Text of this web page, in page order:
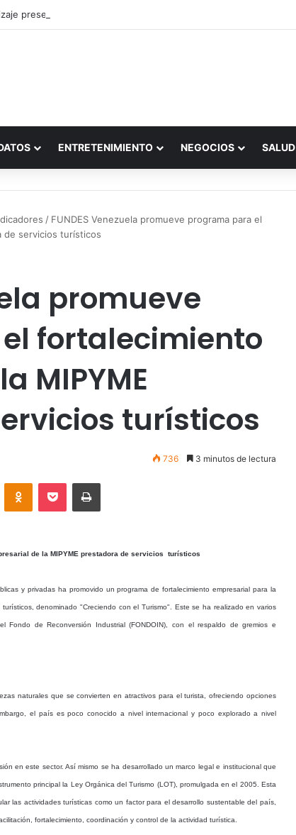
presencial vs. por internet
ENTRETENIMIENTO NEGOCIOS SALUD
/ FUNDES Venezuela promueve programa para el
de servicios turísticos
promueve
fortalecimiento
MIPYME
turísticos
736 3 minutos de lectura
Odnoklassniki
Pocket Imprimir
de la MIPYME prestadora de servicios turísticos
y privadas ha promovido un programa de fortalecimiento empresarial para la
denominado "Creciendo con el Turismo". Este se ha realizado en varios
de Reconversión Industrial (FONDOIN), con el respaldo de gremios e
naturales que se convierten en atractivos para el turista, ofreciendo opciones
el país es poco conocido a nivel internacional y poco explorado a nivel
en este sector. Así mismo se ha desarrollado un marco legal e institucional que
principal la Ley Orgánica del Turismo (LOT), promulgada en el 2005. Esta
las actividades turísticas como un factor para el desarrollo sustentable del país,
fortalecimiento, coordinación y control de la actividad turística.